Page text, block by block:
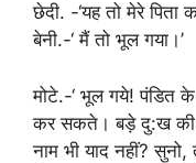
छेदी. -‘यह तो मेरे पिता
बेनी.-‘ मैं तो भूल गया।’
मोटे.-‘ भूल गये! पंडित
कर सकते। बड़े दु:ख की
नाम भी याद नहीं? सुनो,